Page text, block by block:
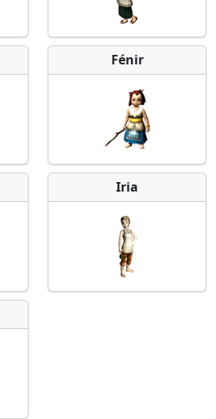
Fénir
Iria